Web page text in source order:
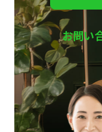
お問い